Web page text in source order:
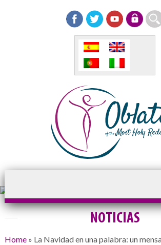
NOTICIAS
Home» La Navidad en una palabra: un